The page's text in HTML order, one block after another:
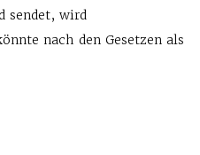
sendet, wird
nach den Gesetzen als